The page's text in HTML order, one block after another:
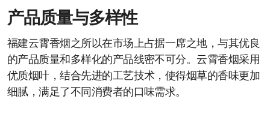
产品质量与多样性
福建云霄香烟之所以在市场上占据一席之地，与其优良
的产品质量和多样化的产品线密不可分。云霄香烟采用
优质烟叶，结合先进的工艺技术，使得烟草的香味更加
细腻，满足了不同消费者的口味需求。